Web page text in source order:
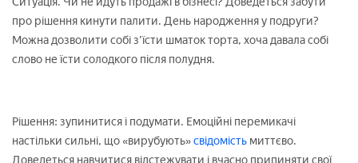
про рішення кинути палити. День народження у подруги?
Можна дозволити собі з'їсти шматок торта, хоча давала собі
слово не їсти солодкого після полудня.
Рішення: зупинитися і подумати. Емоційні перемикачі
настільки сильні, що «вирубують»свідомість миттєво.
Доведеться навчитися відстежувати і вчасно припиняти свої